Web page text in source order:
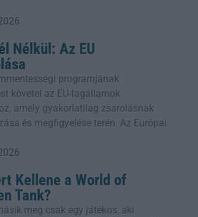
Nélkül: Az EU
programjának
követel az EU-tagállamok
amely gyakorlatilag zsarolásnak
és megfigyelése terén. Az Európai
Kellene a World of
Tank?
meg csak egy játékos, aki